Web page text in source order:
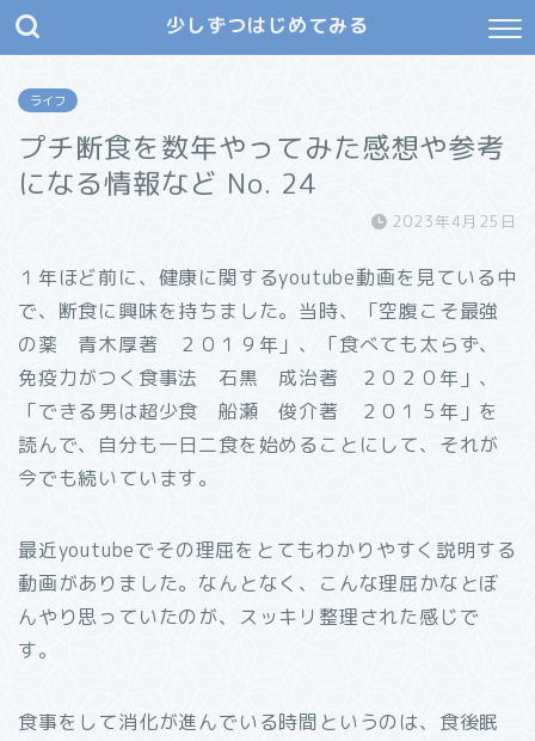
少しずつはじめてみる
ライフ
プチ断食を数年やってみた感想や参考
になる情報など No. 24
2023年4月25日
１年ほど前に、健康に関するyoutube動画を見ている中
で、断食に興味を持ちました。当時、「空腹こそ最強
の薬 青木厚著 ２０１９年」、「食べても太らず、
免疫力がつく食事法 石黒 成治著 ２０２０年」、
「できる男は超少食 船瀬 俊介著 ２０１５年」を
読んで、自分も一日二食を始めることにして、それが
今でも続いています。
最近youtubeでその理屈をとてもわかりやすく説明する
動画がありました。なんとなく、こんな理屈かなとぼ
んやり思っていたのが、スッキリ整理された感じで
す。
食事をして消化が進んでいる時間というのは、食後眠